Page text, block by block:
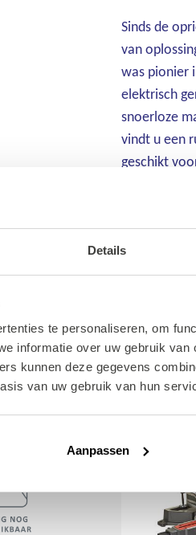
Details
te personaliseren, om
informatie over uw gebruik
kunnen deze gegevens
van uw gebruik van hun
Aanpassen
Onze diensten
Over Kalkhuis
Contact
Sinds de
van
was pionier
elektrisch
snoerloze
vindt u een
geschikt